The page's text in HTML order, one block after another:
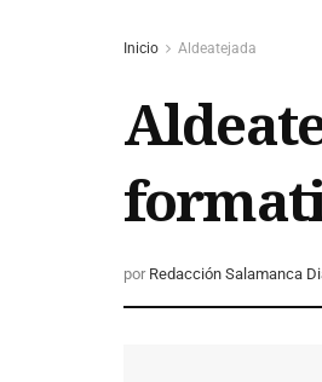
Inicio Aldeatejada
por Redacción Salamanca